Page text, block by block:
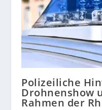
Polizeiliche
Drohnenshow
Rahmen der